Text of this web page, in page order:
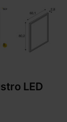
LED